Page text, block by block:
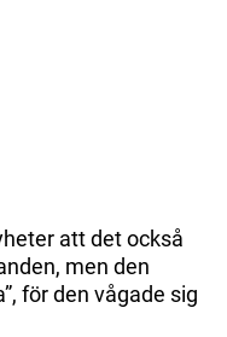
att det också
men den
för den vågade sig